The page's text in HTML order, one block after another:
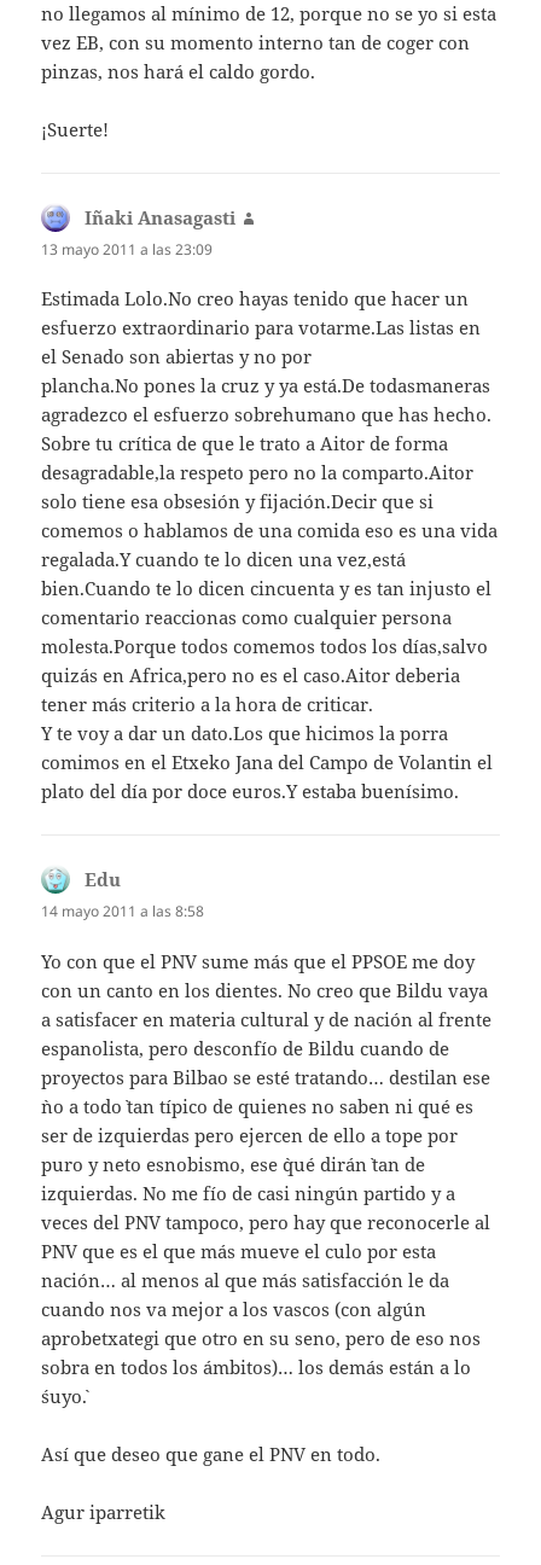
no llegamos al mínimo de 12, porque no se yo si esta
vez EB, con su momento interno tan de coger con
pinzas, nos hará el caldo gordo.
¡Suerte!
Iñaki Anasagasti
13 mayo 2011 a las 23:09
Estimada Lolo.No creo hayas tenido que hacer un
esfuerzo extraordinario para votarme.Las listas en
el Senado son abiertas y no por
plancha.No pones la cruz y ya está.De todasmaneras
agradezco el esfuerzo sobrehumano que has hecho.
Sobre tu crítica de que le trato a Aitor de forma
desagradable,la respeto pero no la comparto.Aitor
solo tiene esa obsesión y fijación.Decir que si
comemos o hablamos de una comida eso es una vida
regalada.Y cuando te lo dicen una vez,está
bien.Cuando te lo dicen cincuenta y es tan injusto el
comentario reaccionas como cualquier persona
molesta.Porque todos comemos todos los días,salvo
quizás en Africa,pero no es el caso.Aitor deberia
tener más criterio a la hora de criticar.
Y te voy a dar un dato.Los que hicimos la porra
comimos en el Etxeko Jana del Campo de Volantin el
plato del día por doce euros.Y estaba buenísimo.
Edu
14 mayo 2011 a las 8:58
Yo con que el PNV sume más que el PPSOE me doy
con un canto en los dientes. No creo que Bildu vaya
a satisfacer en materia cultural y de nación al frente
espanolista, pero desconfío de Bildu cuando de
proyectos para Bilbao se esté tratando… destilan ese
`no a todo` tan típico de quienes no saben ni qué es
ser de izquierdas pero ejercen de ello a tope por
puro y neto esnobismo, ese `qué dirán` tan de
izquierdas. No me fío de casi ningún partido y a
veces del PNV tampoco, pero hay que reconocerle al
PNV que es el que más mueve el culo por esta
nación… al menos al que más satisfacción le da
cuando nos va mejor a los vascos (con algún
aprobetxategi que otro en su seno, pero de eso nos
sobra en todos los ámbitos)… los demás están a lo
´suyo`.
Así que deseo que gane el PNV en todo.
Agur iparretik